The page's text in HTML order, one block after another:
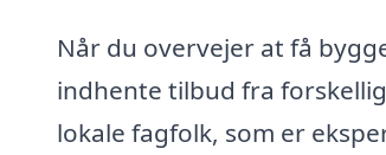
Når du overvejer at få
indhente tilbud fra
lokale fagfolk, som er